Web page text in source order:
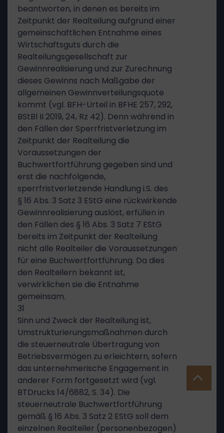
beantworten, in denen es bereits im
Zeitpunkt der Realteilung aufgrund einer
gemeinschaftlichen Entnahme eines
Wirtschaftsguts durch die
Realteilungsgesellschaft zur
Gewinnrealisierung und zur Zurechnung
dieses Gewinns nach Maßgabe der
allgemeinen Gewinnverteilungsquote
kommt (vgl. BFH-Urteil in BFHE 257, 292,
BStBl II 2019, 24, Rz 42). Denn während in
den Fällen der Sperrfristverletzung im
Zeitpunkt der Realteilung die
Voraussetzungen der
Buchwertfortführung gegeben sind und
erst die nachfolgende,
sperrfristverletzende Handlung i.S. des
§ 16 Abs. 3 Satz 3 EStG eine rückwirkende
Gewinnrealisierung auslöst, erfüllen in
den Fällen des § 16 Abs. 3 Satz 7 EStG
bereits im Zeitpunkt der Realteilung
nicht alle Realteiler die Voraussetzungen
für eine Buchwertfortführung. Da dies
den Realteilern bekannt ist,
verwirklichen sie die Entnahme
gemeinsam.
31
Sinn und Zweck der Realteilung ist,
Umstrukturierungsmaßnahmen durch
die steuerneutrale Übertragung von
Betriebsvermögen zu erleichtern, sofern
das unternehmerische Engagement in
anderer Form fortgesetzt wird (vgl.
BTDrucks 14/6882, S. 34). Die
steuerneutrale Buchwertfortführung
gemäß § 16 Abs. 3 Satz 2 EStG soll dem
einzelnen Realteiler (personenbezogen)